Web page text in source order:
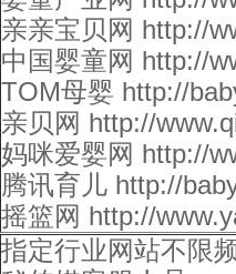
亲亲宝贝网 http://
中国婴童网 http://
TOM母婴 http://
亲贝网 http://
妈咪爱婴网 http://
腾讯育儿 http://
摇篮网 http://
指定行业网站不限